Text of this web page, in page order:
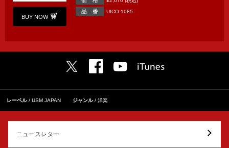
BUY NOW
品 番 UICO-1085
レーベル USM JAPAN ジャンル 洋楽
ニュースレター